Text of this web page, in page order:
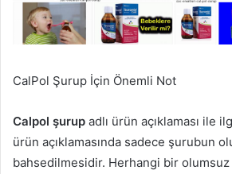
CalPol Şurup İçin Önemli Not
Calpol şurup adlı ürün açıklaması ile
ürün açıklamasında sadece şurubun
bahsedilmesidir. Herhangi bir